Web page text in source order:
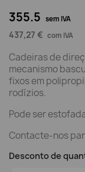
355.5 sem IVA
437,27 € com IVA
Cadeiras de
mecanismo
fixos em
rodízios.
Pode ser
Contacte-nos
Desconto de